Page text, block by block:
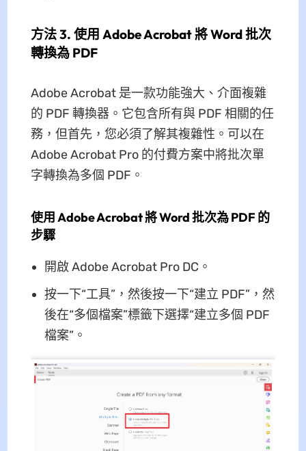
方法 3. 使用 Adob​​e Acrobat 將 Word 批次
轉換為 PDF
Adobe Acrobat 是一款功能強大、介面複雜
的 PDF 轉換器。它包含所有與 PDF 相關的任
務，但首先，您必須了解其複雜性。可以在
Adob​​e Acrobat Pro 的付費方案中將批次單
字轉換為多個 PDF。
使用 Adob​​e Acrobat 將 Word 批次為 PDF 的
步驟
開啟 Adob​​e Acrobat Pro DC。
按一下“工具”，然後按一下“建立 PDF”，然
後在“多個檔案”標籤下選擇“建立多個 PDF
檔案”。